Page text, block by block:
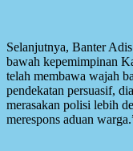
Selanjutnya, Banter
bawah kepemimpinan
telah membawa wajah
pendekatan persuasif,
merasakan polisi lebih
merespons aduan